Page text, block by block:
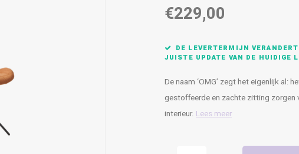
€229,00
DE LEVERTERMIJN
JUISTE UPDATE VAN DE HUIDIGE
De naam ‘OMG’ zegt het eigenlijk
gestoffeerde en zachte zitting zorgen
interieur. Lees meer